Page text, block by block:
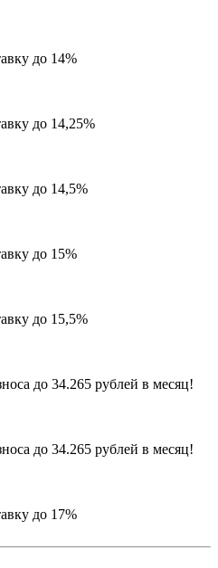
до 14%
до 14,25%
до 14,5%
до 15%
до 15,5%
до 34.265 рублей в месяц!
до 34.265 рублей в месяц!
до 17%